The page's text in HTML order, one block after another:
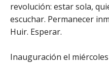
revolución: estar sola,
escuchar. Permanecer
Huir. Esperar.
Inauguración el